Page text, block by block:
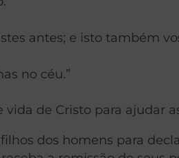
antes; e isto também
no céu.”
de Cristo para ajudar
dos homens para